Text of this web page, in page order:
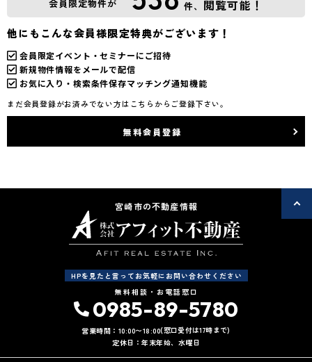
会員限定物件が
件、 閲覧可能！
他にもこんな会員様限定特典がございます！
会員限定イベント・セミナーにご招待
新規物件情報をメールで配信
お気に入り・検索条件保存マッチング通知機能
まだ会員登録がお済みでない方はこちらからご登録下さい。
無料会員登録
宮崎市の不動産情報
HPを見たと言ってお気軽にお問い合わせください
無料相談・お電話窓口
0985-89-5780
営業時間：10:00〜18:00(窓口受付は17時まで)
定休日：年末年始、水曜日